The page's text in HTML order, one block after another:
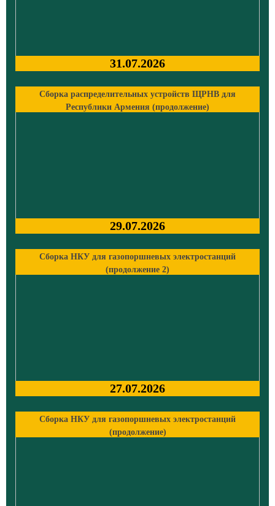
31.07.2026
Сборка распределительных устройств ЩРНВ для
Республики Армения (продолжение)
29.07.2026
Сборка НКУ для газопоршневых электростанций
(продолжение 2)
27.07.2026
Сборка НКУ для газопоршневых электростанций
(продолжение)